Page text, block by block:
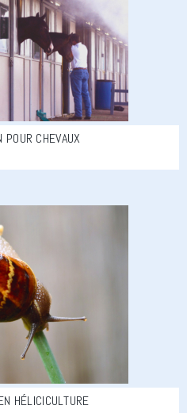
POUR CHEVAUX
HÉLICICULTURE